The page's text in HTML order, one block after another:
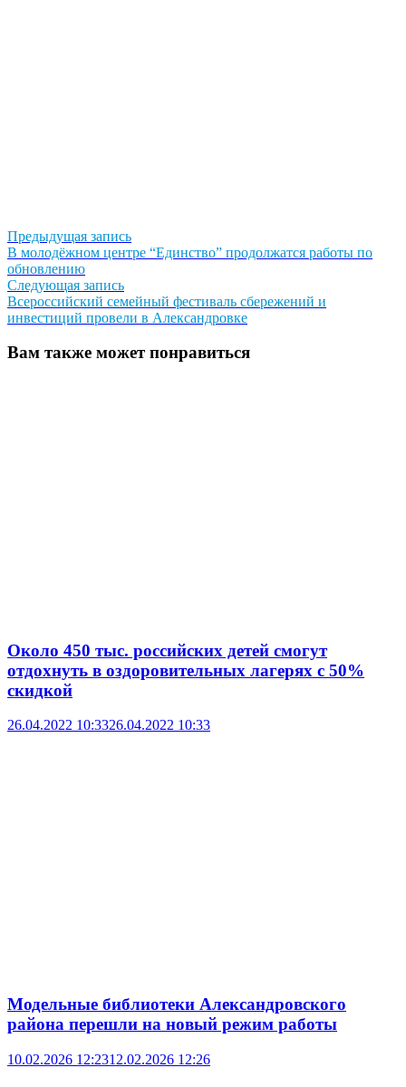
Навигация
по
записям
Предыдущая записьПредыдущая
запись:
В молодёжном центре “Единство” продолжатся работы по
обновлению
Следующая записьСледующая
запись:
Всероссийский семейный фестиваль сбережений и
инвестиций провели в Александровке
Вам также может понравиться
Около 450 тыс. российских детей смогут
отдохнуть в оздоровительных лагерях с 50%
скидкой
26.04.2022 10:3326.04.2022 10:33
Модельные библиотеки Александровского
района перешли на новый режим работы
10.02.2026 12:2312.02.2026 12:26